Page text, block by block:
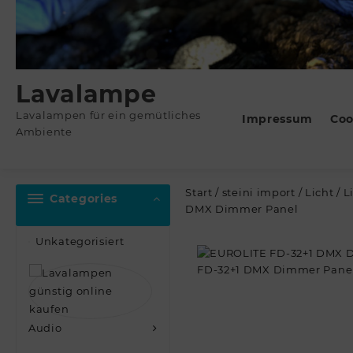
Lavalampe
Lavalampen für ein gemütliches
Ambiente
Impressum
Categories
Unkategorisiert
Audio
Start / steini import / Licht /
DMX Dimmer Panel